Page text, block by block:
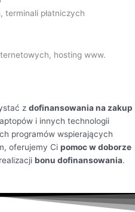
z dofinansowania na zakup
i innych technologii
programów wspierających
oferujemy Ci pomoc w doborze
bonu dofinansowania.